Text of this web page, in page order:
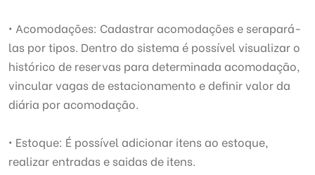
• Acomodações: Cadastrar acomodações e serapará-
las por tipos. Dentro do sistema é possível visualizar o
histórico de reservas para determinada acomodação,
vincular vagas de estacionamento e definir valor da
diária por acomodação.
• Estoque: É possível adicionar itens ao estoque,
realizar entradas e saidas de itens.